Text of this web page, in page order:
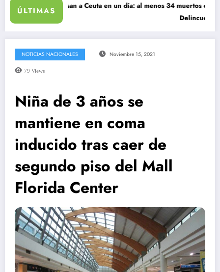
ÚLTIMAS
ingresan a Ceuta en un día: al menos 34 muertos en la crisis.
Delincuentes
NOTICIAS NACIONALES Noviembre 15, 2021
79 Views
Niña de 3 años se
mantiene en coma
inducido tras caer de
segundo piso del Mall
Florida Center